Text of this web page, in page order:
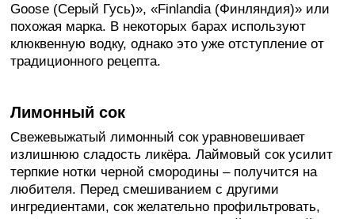
Goose (Серый Гусь)», «Finlandia (Финляндия)» или
похожая марка. В некоторых барах используют
клюквенную водку, однако это уже отступление от
традиционного рецепта.
Лимонный сок
Свежевыжатый лимонный сок уравновешивает
излишнюю сладость ликёра. Лаймовый сок усилит
терпкие нотки черной смородины – получится на
любителя. Перед смешиванием с другими
ингредиентами, сок желательно профильтровать,